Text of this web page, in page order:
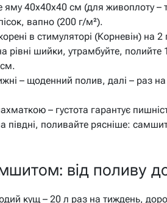
яму 40x40x40 см (для живоплоту
вапно (200 г/м²).
в стимуляторі (Корневін) на 2
рівні шийки, утрамбуйте,
– щоденний полив, далі – раз на
– густота гарантує
півдні, поливайте рясніше:
від поливу до
кущ – 20 л раз на тиждень,